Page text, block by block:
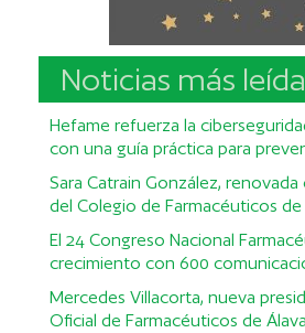
Noticias más
Hefame refuerza la
con una guía práctica para
Sara Catrain González,
del Colegio de Farmacéuticos de
El 24 Congreso Nacional
crecimiento con 600
Mercedes Villacorta, nueva
Oficial de Farmacéuticos de Álava